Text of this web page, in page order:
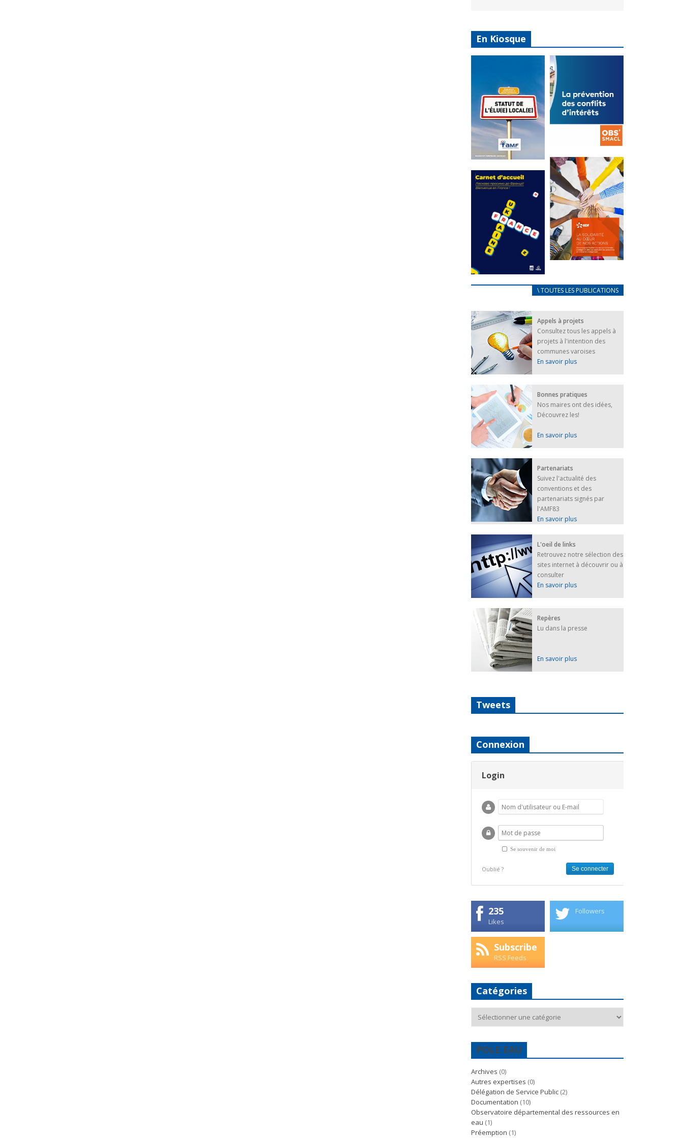
En Kiosque
Statut de
l’élu local
Mise à jour avril
2024
FEUILLETER
La
prévention
des conflits
d’intérêts
18 septembre 2023
FEUILLETER
au coeur de
nos actions
FEUILLETER
FRANÇAIS/UKRAINIEN
25 avril 2022
Afin
d’accompagner
au mieux les
réfugiés
ukrainiens arrivés
en France,...
FEUILLETER
\ TOUTES LES PUBLICATIONS
Appels à projets
Consultez tous les appels à
projets à l'intention des
communes varoises
En savoir plus
Bonnes pratiques
Nos maires ont des idées,
Découvrez les!
En savoir plus
Partenariats
Suivez l'actualité des
conventions et des
partenariats signés par
l'AMF83
En savoir plus
L'oeil de links
Retrouvez notre sélection des
sites internet à découvrir ou à
consulter
En savoir plus
Repères
Lu dans la presse
En savoir plus
Tweets
Connexion
Login
Se souvenir de moi
Oublié ?
235
Likes
Followers
Subscribe
RSS Feeds
Catégories
POLE EAU
Archives (0)
Autres expertises (0)
Délégation de Service Public (2)
Documentation (10)
Observatoire départemental des ressources en
eau (1)
Préemption (1)